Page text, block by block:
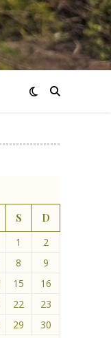
S
D
1
2
8
9
15
16
22
23
29
30